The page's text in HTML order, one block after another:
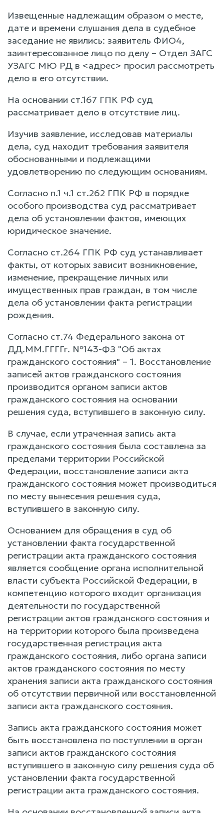
Извещенные надлежащим образом о месте,
дате и времени слушания дела в судебное
заседание не явились: заявитель ФИО4,
заинтересованное лицо по делу – Отдел ЗАГС
УЗАГС МЮ РД в <адрес> просил рассмотреть
дело в его отсутствии.
На основании ст.167 ГПК РФ суд
рассматривает дело в отсутствие лиц.
Изучив заявление, исследовав материалы
дела, суд находит требования заявителя
обоснованными и подлежащими
удовлетворению по следующим основаниям.
Согласно п.1 ч.1 ст.262 ГПК РФ в порядке
особого производства суд рассматривает
дела об установлении фактов, имеющих
юридическое значение.
Согласно ст.264 ГПК РФ суд устанавливает
факты, от которых зависит возникновение,
изменение, прекращение личных или
имущественных прав граждан, в том числе
дела об установлении факта регистрации
рождения.
Согласно ст.74 Федерального закона от
ДД.ММ.ГГГГг. №143-ФЗ "Об актах
гражданского состояния" – 1. Восстановление
записей актов гражданского состояния
производится органом записи актов
гражданского состояния на основании
решения суда, вступившего в законную силу.
В случае, если утраченная запись акта
гражданского состояния была составлена за
пределами территории Российской
Федерации, восстановление записи акта
гражданского состояния может производиться
по месту вынесения решения суда,
вступившего в законную силу.
Основанием для обращения в суд об
установлении факта государственной
регистрации акта гражданского состояния
является сообщение органа исполнительной
власти субъекта Российской Федерации, в
компетенцию которого входит организация
деятельности по государственной
регистрации актов гражданского состояния и
на территории которого была произведена
государственная регистрация акта
гражданского состояния, либо органа записи
актов гражданского состояния по месту
хранения записи акта гражданского состояния
об отсутствии первичной или восстановленной
записи акта гражданского состояния.
Запись акта гражданского состояния может
быть восстановлена по поступлении в орган
записи актов гражданского состояния
вступившего в законную силу решения суда об
установлении факта государственной
регистрации акта гражданского состояния.